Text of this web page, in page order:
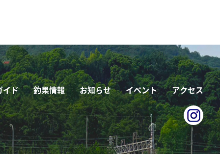
イド 釣果情報 お知らせ イベント アクセス